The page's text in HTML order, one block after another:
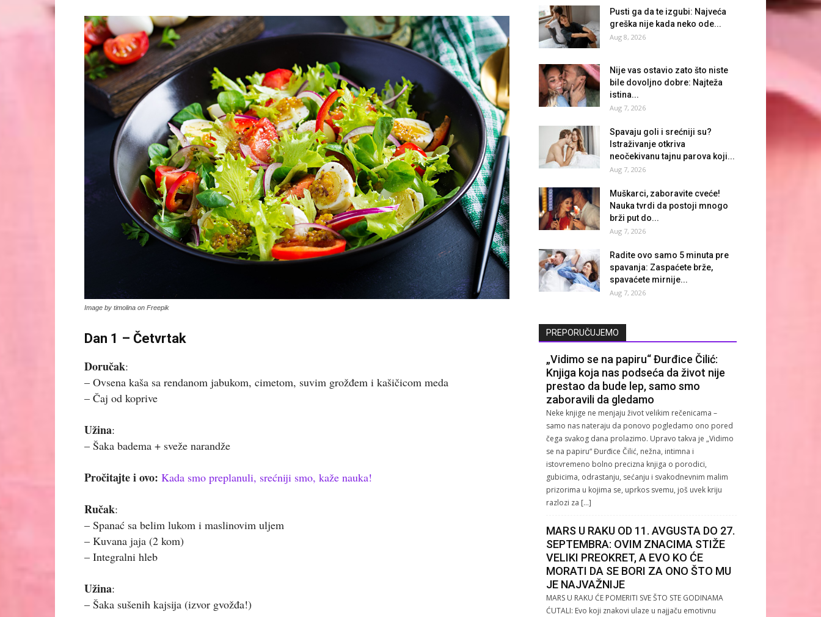
Image by timolina on Freepik
Dan 1 – Četvrtak
Doručak:
– Ovsena kaša sa rendanom jabukom, cimetom, suvim grožđem i kašičicom meda
– Čaj od koprive
Užina:
– Šaka badema + sveže narandže
Pročitajte i ovo: Kada smo preplanuli, srećniji smo, kaže nauka!
Ručak:
– Spanać sa belim lukom i maslinovim uljem
– Kuvana jaja (2 kom)
– Integralni hleb
Užina:
– Šaka sušenih kajsija (izvor gvožđa!)
Pusti ga da te izgubi: Najveća
greška nije kada neko ode...
Aug 8, 2026
Nije vas ostavio zato što niste
bile dovoljno dobre: Najteža
istina...
Aug 7, 2026
Spavaju goli i srećniji su?
Istraživanje otkriva
neočekivanu tajnu parova koji...
Aug 7, 2026
Muškarci, zaboravite cveće!
Nauka tvrdi da postoji mnogo
brži put do...
Aug 7, 2026
Radite ovo samo 5 minuta pre
spavanja: Zaspaćete brže,
spavaćete mirnije...
Aug 7, 2026
PREPORUČUJEMO
„Vidimo se na papiru“ Đurđice Čilić:
Knjiga koja nas podseća da život nije
prestao da bude lep, samo smo
zaboravili da gledamo
Neke knjige ne menjaju život velikim rečenicama –
samo nas nateraju da ponovo pogledamo ono pored
čega svakog dana prolazimo. Upravo takva je „Vidimo
se na papiru“ Đurđice Čilić, nežna, intimna i
istovremeno bolno precizna knjiga o porodici,
gubicima, odrastanju, sećanju i svakodnevnim malim
prizorima u kojima se, uprkos svemu, još uvek kriju
razlozi za […]
MARS U RAKU OD 11. AVGUSTA DO 27.
SEPTEMBRA: OVIM ZNACIMA STIŽE
VELIKI PREOKRET, A EVO KO ĆE
MORATI DA SE BORI ZA ONO ŠTO MU
JE NAJVAŽNIJE
MARS U RAKU ĆE POMERITI SVE ŠTO STE GODINAMA
ĆUTALI: Evo koji znakovi ulaze u najjaču emotivnu